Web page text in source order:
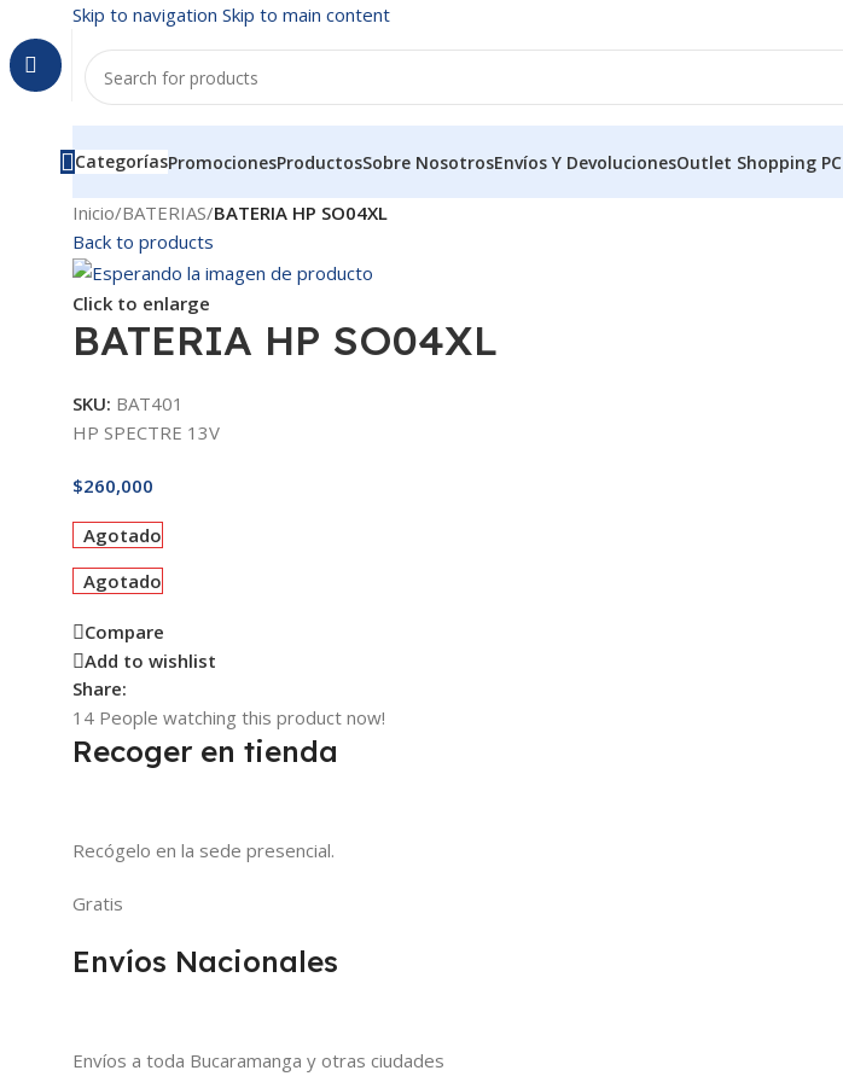
Skip to navigation Skip to main content
CategoríasPromocionesProductosSobre NosotrosEnvíos Y DevolucionesOutlet Shopping PC
Inicio/BATERIAS/BATERIA HP SO04XL
Back to products
Click to enlarge
BATERIA HP SO04XL
SKU: BAT401
HP SPECTRE 13V
$260,000
Agotado
Agotado
Compare
Add to wishlist
Share:
14 People watching this product now!
Recoger en tienda
Recógelo en la sede presencial.
Gratis
Envíos Nacionales
Envíos a toda Bucaramanga y otras ciudades